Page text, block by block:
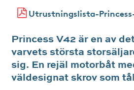
Utrustningslista-
Princess V42 är en av
varvets största
sig. En rejäl motorbåt
väldesignat skrov som